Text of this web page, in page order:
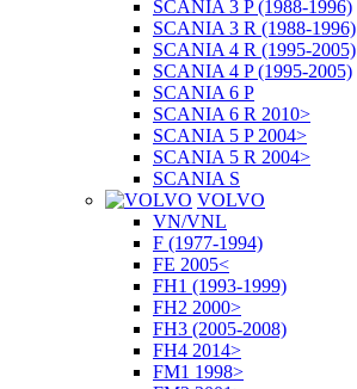
SCANIA 3 P (1988-1996)
SCANIA 3 R (1988-1996)
SCANIA 4 R (1995-2005)
SCANIA 4 P (1995-2005)
SCANIA 6 P
SCANIA 6 R 2010>
SCANIA 5 P 2004>
SCANIA 5 R 2004>
SCANIA S
VOLVO
VN/VNL
F (1977-1994)
FE 2005<
FH1 (1993-1999)
FH2 2000>
FH3 (2005-2008)
FH4 2014>
FM1 1998>